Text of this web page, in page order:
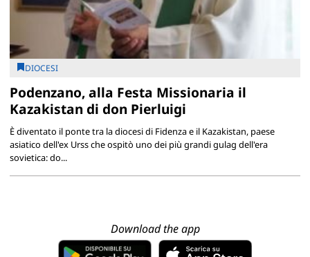
DIOCESI
Podenzano, alla Festa Missionaria il
Kazakistan di don Pierluigi
È diventato il ponte tra la diocesi di Fidenza e il Kazakistan, paese
asiatico dell'ex Urss che ospitò uno dei più grandi gulag dell'era
sovietica: do...
Download the app